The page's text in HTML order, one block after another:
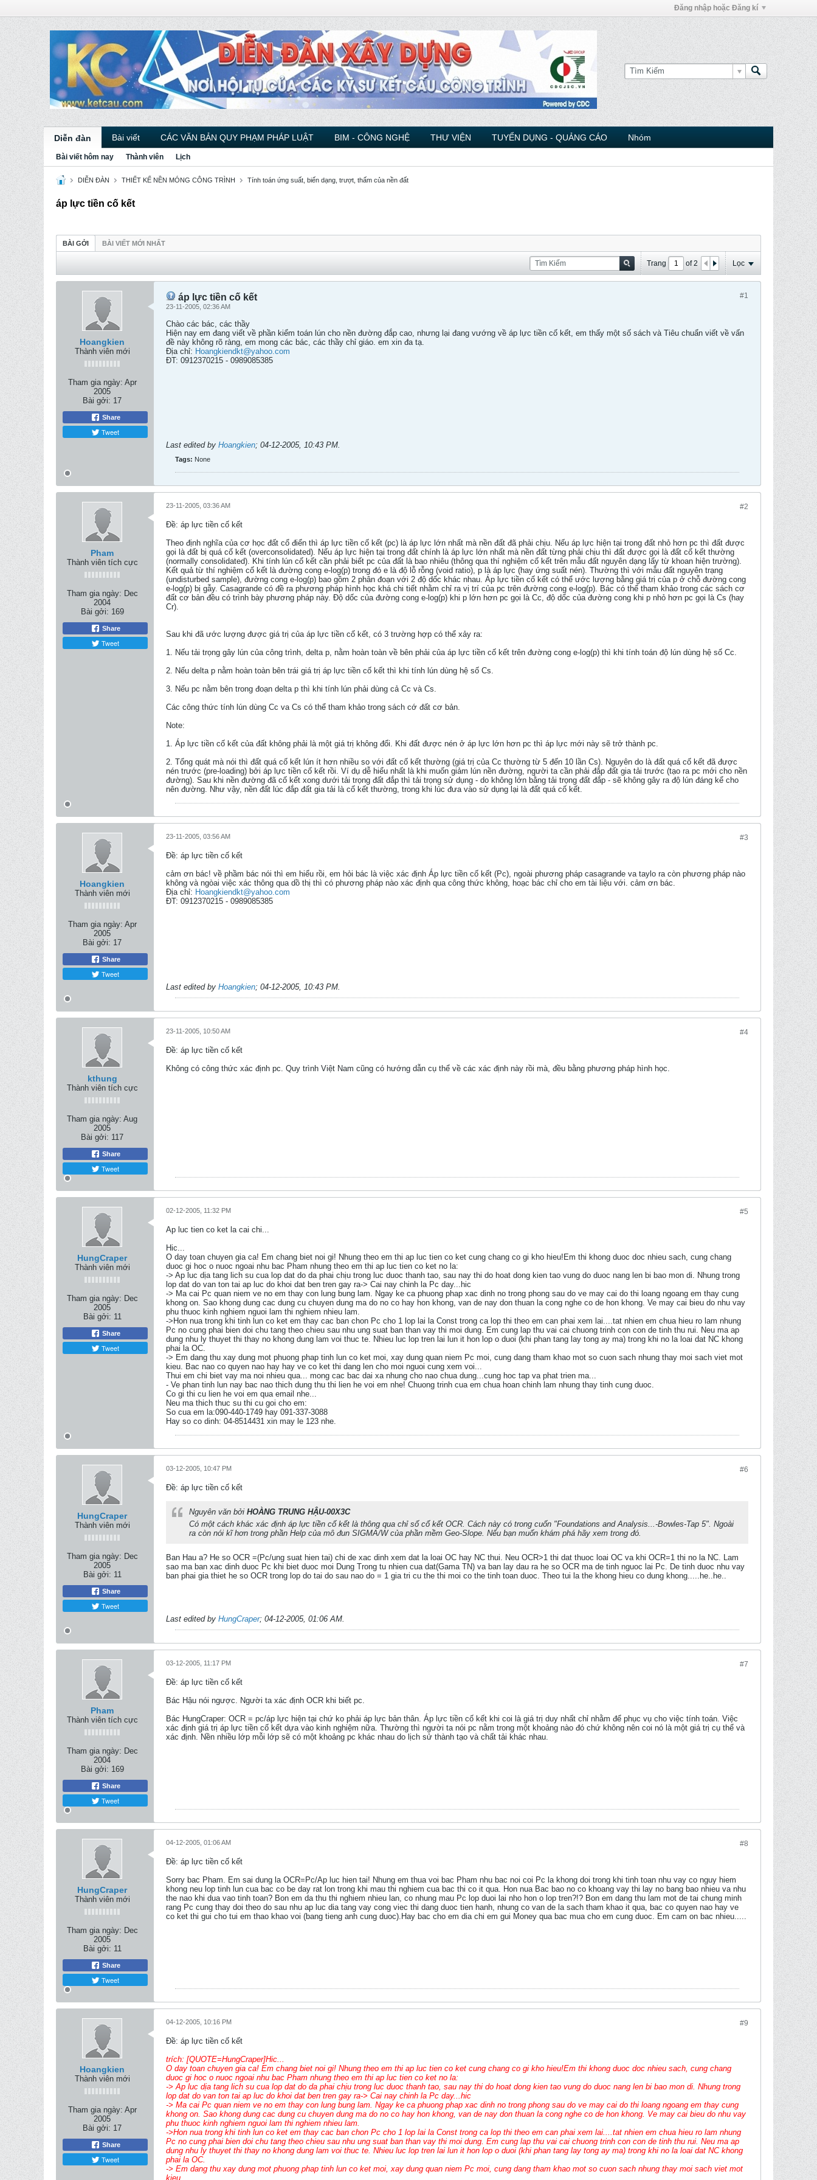
Đăng nhập hoặc Đăng kí
Diễn đàn Bài viết CÁC VĂN BẢN QUY PHẠM PHÁP LUẬT BIM - CÔNG NGHỆ THƯ VIỆN TUYỂN DỤNG - QUẢNG CÁO Nhóm
Bài viết hôm nay Thành viên Lịch
DIỄN ĐÀN THIẾT KẾ NỀN MÓNG CÔNG TRÌNH Tính toán ứng suất, biến dạng, trượt, thấm của nền đất
áp lực tiền cố kết
BÀI GỞI BÀI VIẾT MỚI NHẤT
Trang of2 Lọc
Hoangkien
Thành viên mới
Tham gia ngày: Apr
2005
Bài gởi: 17
Share
Tweet
#1
áp lực tiền cố kết
23-11-2005, 02:36 AM
Chào các bác, các thầy
Hiện nay em đang viết về phần kiểm toán lún cho nền đường đắp cao, nhưng lại đang vướng về áp lực tiền cố kết, em thấy một số sách và Tiêu chuẩn viết về vấn
đề này không rõ ràng, em mong các bác, các thầy chỉ giáo. em xin đa tạ.
Địa chỉ: Hoangkiendkt@yahoo.com
ĐT: 0912370215 - 0989085385
Last edited by Hoangkien; 04-12-2005, 10:43 PM.
Tags: None
Pham
Thành viên tích cực
Tham gia ngày: Dec
2004
Bài gởi: 169
Share
Tweet
#2
23-11-2005, 03:36 AM
Ðề: áp lực tiền cố kết
Theo định nghĩa của cơ học đất cổ điển thì áp lực tiền cố kết (pc) là áp lực lớn nhất mà nền đất đã phải chịu. Nếu áp lực hiện tại trong đất nhỏ hơn pc thì đất được
gọi là đất bị quá cố kết (overconsolidated). Nếu áp lực hiện tại trong đất chính là áp lực lớn nhất mà nền đất từng phải chịu thì đất được gọi là đất cố kết thường
(normally consolidated). Khi tính lún cố kết cần phải biết pc của đất là bao nhiêu (thông qua thí nghiệm cố kết trên mẫu đất nguyên dạng lấy từ khoan hiện trường).
Kết quả từ thí nghiệm cố kết là đường cong e-log(p) trong đó e là độ lỗ rỗng (void ratio), p là áp lực (hay ứng suất nén). Thường thì với mẫu đất nguyên trạng
(undisturbed sample), đường cong e-log(p) bao gồm 2 phân đoạn với 2 độ dốc khác nhau. Áp lực tiền cố kết có thể ước lượng bằng giá trị của p ở chỗ đường cong
e-log(p) bị gẫy. Casagrande có đề ra phương pháp hình học khá chi tiết nhằm chỉ ra vị trí của pc trên đường cong e-log(p). Bác có thể tham khảo trong các sách cơ
đất cơ bản đều có trình bày phương pháp này. Độ dốc của đường cong e-log(p) khi p lớn hơn pc gọi là Cc, độ dốc của đường cong khi p nhỏ hơn pc gọi là Cs (hay
Cr).
Sau khi đã ước lượng được giá trị của áp lực tiền cố kết, có 3 trường hợp có thể xảy ra:
1. Nếu tải trọng gây lún của công trình, delta p, nằm hoàn toàn về bên phải của áp lực tiền cố kết trên đường cong e-log(p) thì khi tính toán độ lún dùng hệ số Cc.
2. Nếu delta p nằm hoàn toàn bên trái giá trị áp lực tiền cố kết thì khi tính lún dùng hệ số Cs.
3. Nếu pc nằm bên trong đoạn delta p thì khi tính lún phải dùng cả Cc và Cs.
Các công thức tính lún dùng Cc va Cs có thể tham khảo trong sách cớ đất cơ bản.
Note:
1. Áp lực tiền cố kết của đất không phải là một giá trị không đổi. Khi đất được nén ở áp lực lớn hơn pc thì áp lực mới này sẽ trở thành pc.
2. Tổng quát mà nói thì đất quá cố kết lún ít hơn nhiều so với đất cố kết thường (giá trị của Cc thường từ 5 đến 10 lần Cs). Nguyên do là đất quá cố kết đã được
nén trước (pre-loading) bởi áp lực tiền cố kết rồi. Ví dụ dễ hiểu nhất là khi muốn giảm lún nền đường, người ta cần phải đắp đất gia tải trước (tạo ra pc mới cho nền
đường). Sau khi nền đường đã cố kết xong dưới tải trọng đất đắp thì tải trọng sử dụng - do không lớn bằng tải trọng đất đắp - sẽ không gây ra độ lún đáng kể cho
nên đường. Như vậy, nền đất lúc đắp đất gia tải là cố kết thường, trong khi lúc đưa vào sử dụng lại là đất quá cố kết.
Hoangkien
Thành viên mới
Tham gia ngày: Apr
2005
Bài gởi: 17
Share
Tweet
#3
23-11-2005, 03:56 AM
Ðề: áp lực tiền cố kết
cảm ơn bác! về phầm bác nói thì em hiểu rồi, em hỏi bác là việc xác định Áp lực tiền cố kết (Pc), ngoài phương pháp casagrande va taylo ra còn phương pháp nào
không và ngòai việc xác thông qua dồ thị thì có phương pháp nào xác định qua công thức không, hoạc bác chỉ cho em tài liệu với. cảm ơn bác.
Địa chỉ: Hoangkiendkt@yahoo.com
ĐT: 0912370215 - 0989085385
Last edited by Hoangkien; 04-12-2005, 10:43 PM.
kthung
Thành viên tích cực
Tham gia ngày: Aug
2005
Bài gởi: 117
Share
Tweet
#4
23-11-2005, 10:50 AM
Ðề: áp lực tiền cố kết
Không có công thức xác định pc. Quy trình Việt Nam cũng có hướng dẫn cụ thể về các xác định này rồi mà, đều bằng phương pháp hình học.
HungCraper
Thành viên mới
Tham gia ngày: Dec
2005
Bài gởi: 11
Share
Tweet
#5
02-12-2005, 11:32 PM
Ap luc tien co ket la cai chi...
Hic...
O day toan chuyen gia ca! Em chang biet noi gi! Nhung theo em thi ap luc tien co ket cung chang co gi kho hieu!Em thi khong duoc doc nhieu sach, cung chang
duoc gi hoc o nuoc ngoai nhu bac Pham nhung theo em thi ap luc tien co ket no la:
-> Ap luc dịa tang lich su cua lop dat do da phai chịu trong luc duoc thanh tao, sau nay thi do hoat dong kien tao vung do duoc nang len bi bao mon di. Nhung trong
lop dat do van ton tai ap luc do khoi dat ben tren gay ra-> Cai nay chinh la Pc day...hic
-> Ma cai Pc quan niem ve no em thay con lung bung lam. Ngay ke ca phuong phap xac dinh no trong phong sau do ve may cai do thi loang ngoang em thay cung
khong on. Sao khong dung cac dung cu chuyen dung ma do no co hay hon khong, van de nay don thuan la cong nghe co de hon khong. Ve may cai bieu do nhu vay
phu thuoc kinh nghiem nguoi lam thi nghiem nhieu lam.
->Hon nua trong khi tinh lun co ket em thay cac ban chon Pc cho 1 lop lai la Const trong ca lop thi theo em can phai xem lai....tat nhien em chua hieu ro lam nhung
Pc no cung phai bien doi chu tang theo chieu sau nhu ung suat ban than vay thi moi dung. Em cung lap thu vai cai chuong trinh con con de tinh thu rui. Neu ma ap
dung nhu ly thuyet thi thay no khong dung lam voi thuc te. Nhieu luc lop tren lai lun it hon lop o duoi (khi phan tang lay tong ay ma) trong khi no la loai dat NC khong
phai la OC.
-> Em dang thu xay dung mot phuong phap tinh lun co ket moi, xay dung quan niem Pc moi, cung dang tham khao mot so cuon sach nhung thay moi sach viet mot
kieu. Bac nao co quyen nao hay hay ve co ket thi dang len cho moi nguoi cung xem voi...
Thui em chi biet vay ma noi nhieu qua... mong cac bac dai xa nhung cho nao chua dung...cung hoc tap va phat trien ma...
- Ve phan tinh lun nay bac nao thich dung thu thi lien he voi em nhe! Chuong trinh cua em chua hoan chinh lam nhung thay tinh cung duoc.
Co gi thi cu lien he voi em qua email nhe...
Neu ma thich thuc su thi cu goi cho em:
So cua em la:090-440-1749 hay 091-337-3088
Hay so co dinh: 04-8514431 xin may le 123 nhe.
HungCraper
Thành viên mới
Tham gia ngày: Dec
2005
Bài gởi: 11
Share
Tweet
#6
03-12-2005, 10:47 PM
Ðề: áp lực tiền cố kết
Nguyên văn bởi HOÀNG TRUNG HẬU-00X3C
Có một cách khác xác định áp lực tiền cố kết là thông qua chỉ số cố kết OCR. Cách này có trong cuốn "Foundations and Analysis...-Bơwles-Tap 5". Ngoài
ra còn nói kĩ hơn trong phần Help của mô đun SIGMA/W của phần mềm Geo-Slope. Nếu bạn muốn khám phá hãy xem trong đó.
Ban Hau a? He so OCR =(Pc/ung suat hien tai) chi de xac dinh xem dat la loai OC hay NC thui. Neu OCR>1 thi dat thuoc loai OC va khi OCR=1 thi no la NC. Lam
sao ma ban xac dinh duoc Pc khi biet duoc moi Dung Trong tu nhien cua dat(Gama TN) va ban lay dau ra he so OCR ma de tinh nguoc lai Pc. De tinh duoc nhu vay
ban phai gia thiet he so OCR trong lop do tai do sau nao do = 1 gia tri cu the thi moi co the tinh toan duoc. Theo tui la the khong hieu co dung khong.....he..he..
Last edited by HungCraper; 04-12-2005, 01:06 AM.
Pham
Thành viên tích cực
Tham gia ngày: Dec
2004
Bài gởi: 169
Share
Tweet
#7
03-12-2005, 11:17 PM
Ðề: áp lực tiền cố kết
Bác Hậu nói ngược. Người ta xác định OCR khi biết pc.
Bác HungCraper: OCR = pc/áp lực hiện tại chứ ko phải áp lực bản thân. Áp lực tiền cố kết khi coi là giá trị duy nhất chỉ nhằm để phục vụ cho việc tính toán. Việc
xác định giá trị áp lực tiền cố kết dựa vào kinh nghiệm nữa. Thường thì người ta nói pc nằm trong một khoảng nào đó chứ không nên coi nó là một giá trị cụ thể và
xác định. Nền nhiều lớp mỗi lớp sẽ có một khoảng pc khác nhau do lịch sử thành tạo và chất tải khác nhau.
HungCraper
Thành viên mới
Tham gia ngày: Dec
2005
Bài gởi: 11
Share
Tweet
#8
04-12-2005, 01:06 AM
Ðề: áp lực tiền cố kết
Sorry bac Pham. Em sai dung la OCR=Pc/Ap luc hien tai! Nhung em thua voi bac Pham nhu bac noi coi Pc la khong doi trong khi tinh toan nhu vay co nguy hiem
khong neu lop tinh lun cua bac co be day rat lon trong khi mau thi nghiem cua bac thi co it qua. Hon nua Bac bao no co khoang vay thi lay no bang bao nhieu va nhu
the nao khi dua vao tinh toan? Bon em da thu thi nghiem nhieu lan, co nhung mau Pc lop duoi lai nho hon o lop tren?!? Bon em dang thu lam mot de tai chung minh
rang Pc cung thay doi theo do sau nhu ap luc dia tang vay cong viec thi dang duoc tien hanh, nhung co van de la sach tham khao it qua, bac co quyen nao hay ve
co ket thi gui cho tui em thao khao voi (bang tieng anh cung duoc).Hay bac cho em dia chi em gui Money qua bac mua cho em cung duoc. Em cam on bac nhieu.....
Hoangkien
Thành viên mới
Tham gia ngày: Apr
2005
Bài gởi: 17
Share
Tweet
#9
04-12-2005, 10:16 PM
Ðề: áp lực tiền cố kết
trích: [QUOTE=HungCraper]Hic...
O day toan chuyen gia ca! Em chang biet noi gi! Nhung theo em thi ap luc tien co ket cung chang co gi kho hieu!Em thi khong duoc doc nhieu sach, cung chang
duoc gi hoc o nuoc ngoai nhu bac Pham nhung theo em thi ap luc tien co ket no la:
-> Ap luc dịa tang lich su cua lop dat do da phai chịu trong luc duoc thanh tao, sau nay thi do hoat dong kien tao vung do duoc nang len bi bao mon di. Nhung trong
lop dat do van ton tai ap luc do khoi dat ben tren gay ra-> Cai nay chinh la Pc day...hic
-> Ma cai Pc quan niem ve no em thay con lung bung lam. Ngay ke ca phuong phap xac dinh no trong phong sau do ve may cai do thi loang ngoang em thay cung
khong on. Sao khong dung cac dung cu chuyen dung ma do no co hay hon khong, van de nay don thuan la cong nghe co de hon khong. Ve may cai bieu do nhu vay
phu thuoc kinh nghiem nguoi lam thi nghiem nhieu lam.
->Hon nua trong khi tinh lun co ket em thay cac ban chon Pc cho 1 lop lai la Const trong ca lop thi theo em can phai xem lai....tat nhien em chua hieu ro lam nhung
Pc no cung phai bien doi chu tang theo chieu sau nhu ung suat ban than vay thi moi dung. Em cung lap thu vai cai chuong trinh con con de tinh thu rui. Neu ma ap
dung nhu ly thuyet thi thay no khong dung lam voi thuc te. Nhieu luc lop tren lai lun it hon lop o duoi (khi phan tang lay tong ay ma) trong khi no la loai dat NC khong
phai la OC.
-> Em dang thu xay dung mot phuong phap tinh lun co ket moi, xay dung quan niem Pc moi, cung dang tham khao mot so cuon sach nhung thay moi sach viet mot
kieu.